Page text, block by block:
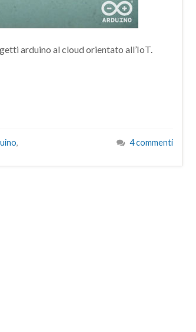
arduino al cloud orientato all’IoT.
,
4 commenti